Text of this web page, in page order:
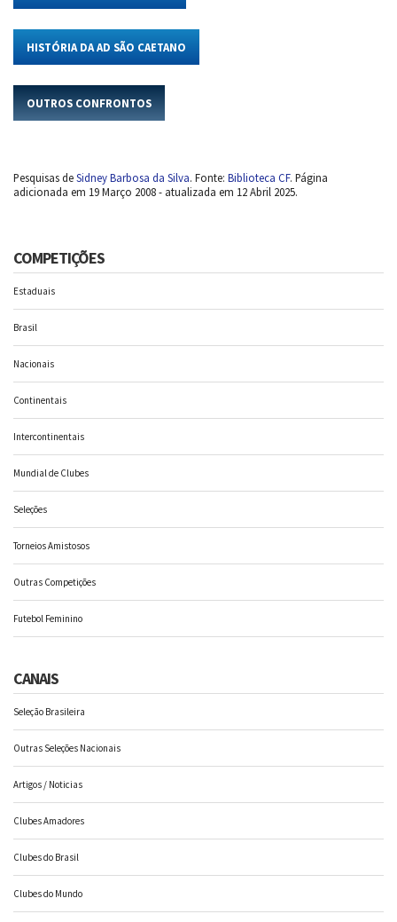
HISTÓRIA DA AD SÃO CAETANO
OUTROS CONFRONTOS
Pesquisas deSidney Barbosa da Silva. Fonte: Biblioteca CF. Página
adicionada em 19 Março 2008 - atualizada em 12 Abril 2025.
COMPETIÇÕES
Estaduais
Brasil
Nacionais
Continentais
Intercontinentais
Mundial de Clubes
Seleções
Torneios Amistosos
Outras Competições
Futebol Feminino
CANAIS
Seleção Brasileira
Outras Seleções Nacionais
Artigos / Noticias
Clubes Amadores
Clubes do Brasil
Clubes do Mundo